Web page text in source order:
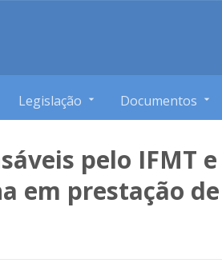
Legislação Documentos
pelo IFMT
em prestação